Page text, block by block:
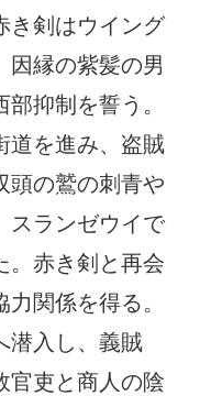
き剣はウイング
因縁の紫髪の男
抑制を誓う。
道を進み、盗賊
頭の鷲の刺青や
スランゼウイで
。赤き剣と再会
関係を得る。
潜入し、義賊
官吏と商人の陰